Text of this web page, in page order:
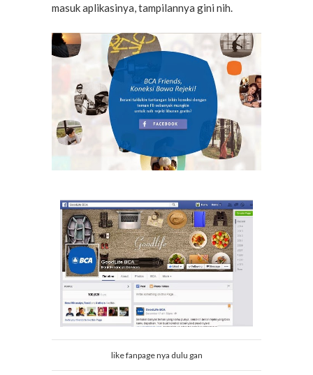
masuk aplikasinya, tampilannya gini nih.
like fanpage nya dulu gan